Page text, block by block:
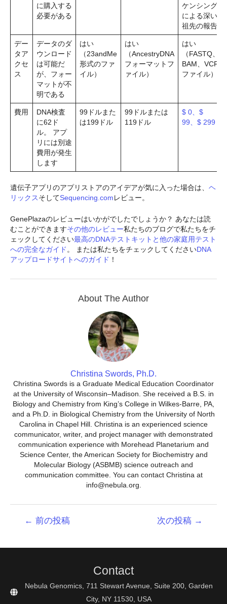
に購入する
必要がある
ケンシング
による深い
祖先の報告
デー
タア
クセ
ス
データのダ
ウンロード
は可能だ
が、フォー
マットが不
明である
はい
（23andMe
形式のファ
イル）
はい
（AncestryDNA
フォーマットフ
ァイル）
はい
（FASTQ、
BAM、VCF
ファイル）
費用
DNA検査
に62ド
ル。 アプ
リには別途
費用が発生
します
99ドルまた
は199ドル
99ドルまたは
119ドル
$ 0、$
99、$ 299
遺伝子アプリのアプリストアのアイデアが気に入った場合は、 ヘ
リックスそしてSequencing.comレビュー。
GenePlazaのレビューはいかがでしたでしょうか？ あなたは読
むことができますその他のレビュー私たちのブログで私たちをチ
ェックしてください最高のDNAテストキットと他の家庭用テスト
への完全なガイド 。 または私たちをチェックしてくださいDNA
アップロードサイトへのガイド ！
About The Author
Christina Swords, Ph.D.
Christina Swords is a Graduate Medical Education Coordinator
at the University of Wisconsin–Madison. She received a B.S. in
Biology and Chemistry from King’s College in Wilkes-Barre, PA,
and a Ph.D. in Biological Chemistry from the University of North
Carolina in Chapel Hill. Christina is an experienced science
communicator, writer, and project manager with demonstrated
communication experience with Morehead Planetarium and
Science Center, the American Society for Biochemistry and
Molecular Biology (ASBMB) science outreach and
communication committee. You can contact Christina at
info@nebula.org.
ビ
ョ
← 前の投稿 次の投稿 →
Contact
Nebula Genomics, 711 Stewart Avenue, Suite 200, Garden
City, NY 11530, USA